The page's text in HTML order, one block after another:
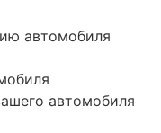
автомобиля
автомобиля